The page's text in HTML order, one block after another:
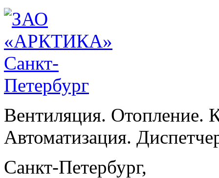
Вентиляция. Отопление.
Автоматизация.
Санкт-Петербург,